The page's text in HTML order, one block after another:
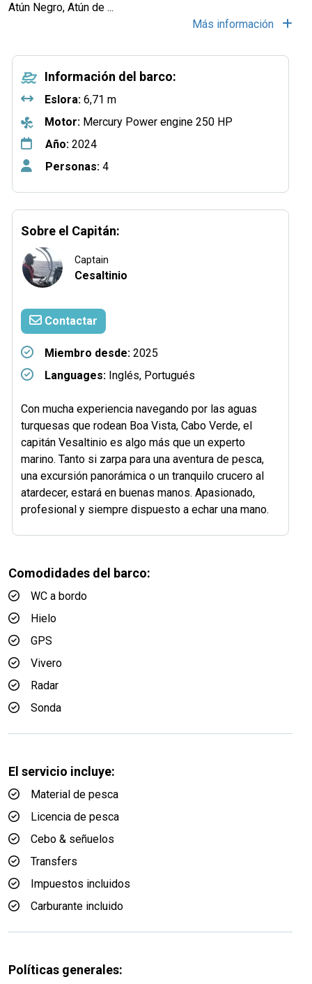
Atún Negro, Atún de ...
Más información
Información del barco:
Eslora: 6,71 m
Motor: Mercury Power engine 250 HP
Año: 2024
Personas: 4
Sobre el Capitán:
Captain
Cesaltinio
Contactar
Miembro desde: 2025
Languages: Inglés, Portugués
Con mucha experiencia navegando por las aguas
turquesas que rodean Boa Vista, Cabo Verde, el
capitán Vesaltinio es algo más que un experto
marino. Tanto si zarpa para una aventura de pesca,
una excursión panorámica o un tranquilo crucero al
atardecer, estará en buenas manos. Apasionado,
profesional y siempre dispuesto a echar una mano.
Comodidades del barco:
WC a bordo
Hielo
GPS
Vivero
Radar
Sonda
El servicio incluye:
Material de pesca
Licencia de pesca
Cebo & señuelos
Transfers
Impuestos incluidos
Carburante incluido
Políticas generales: